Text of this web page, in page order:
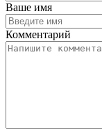
Ваше имя
Комментарий